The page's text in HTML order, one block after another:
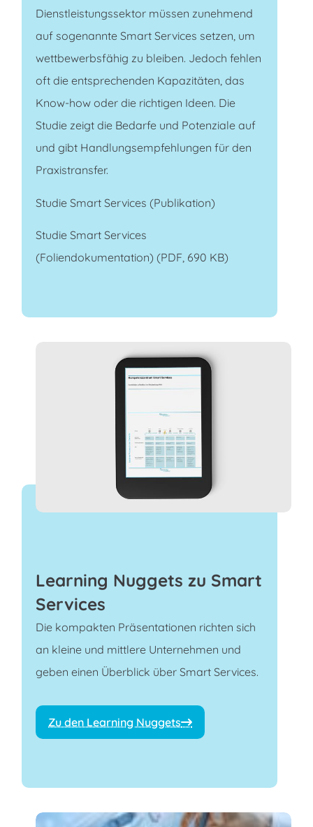
Dienstleistungssektor müssen zunehmend
auf sogenannte Smart Services setzen, um
wettbewerbsfähig zu bleiben. Jedoch fehlen
oft die entsprechenden Kapazitäten, das
Know-how oder die richtigen Ideen. Die
Studie zeigt die Bedarfe und Potenziale auf
und gibt Handlungsempfehlungen für den
Praxistransfer.
Studie Smart Services (Publikation)
Studie Smart Services
(Foliendokumentation) (PDF, 690 KB)
Learning Nuggets zu Smart
Services
Die kompakten Präsentationen richten sich
an kleine und mittlere Unternehmen und
geben einen Überblick über Smart Services.
Zu den Learning Nuggets